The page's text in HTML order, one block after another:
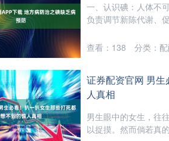
一、认识碘：人体不
负责调节新陈代谢、
查看： 138 分类：
证券配资官网 男
人真相
男生眼中的女生，往
以捉摸。然而倘若真